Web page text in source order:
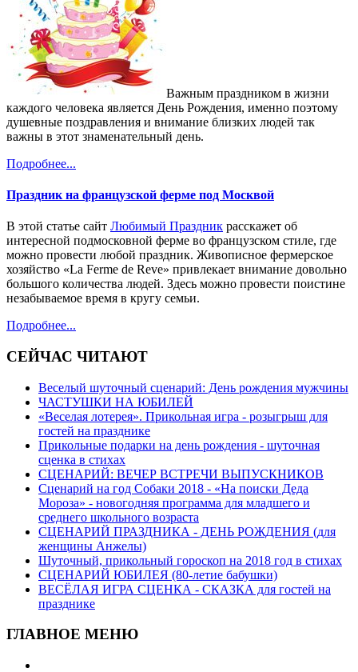
Важным праздником в жизни
каждого человека является День Рождения, именно поэтому
душевные поздравления и внимание близких людей так
важны в этот знаменательный день.
Подробнее...
Праздник на французской ферме под Москвой
В этой статье сайт Любимый Праздник расскажет об
интересной подмосковной ферме во французском стиле, где
можно провести любой праздник. Живописное фермерское
хозяйство «La Ferme de Reve» привлекает внимание довольно
большого количества людей. Здесь можно провести поистине
незабываемое время в кругу семьи.
Подробнее...
СЕЙЧАС ЧИТАЮТ
Веселый шуточный сценарий: День рождения мужчины
ЧАСТУШКИ НА ЮБИЛЕЙ
«Веселая лотерея». Прикольная игра - розыгрыш для
гостей на празднике
Прикольные подарки на день рождения - шуточная
сценка в стихах
СЦЕНАРИЙ: ВЕЧЕР ВСТРЕЧИ ВЫПУСКНИКОВ
Сценарий на год Собаки 2018 - «На поиски Деда
Мороза» - новогодняя программа для младшего и
среднего школьного возраста
СЦЕНАРИЙ ПРАЗДНИКА - ДЕНЬ РОЖДЕНИЯ (для
женщины Анжелы)
Шуточный, прикольный гороскоп на 2018 год в стихах
СЦЕНАРИЙ ЮБИЛЕЯ (80-летие бабушки)
ВЕСЁЛАЯ ИГРА СЦЕНКА - СКАЗКА для гостей на
празднике
ГЛАВНОЕ МЕНЮ